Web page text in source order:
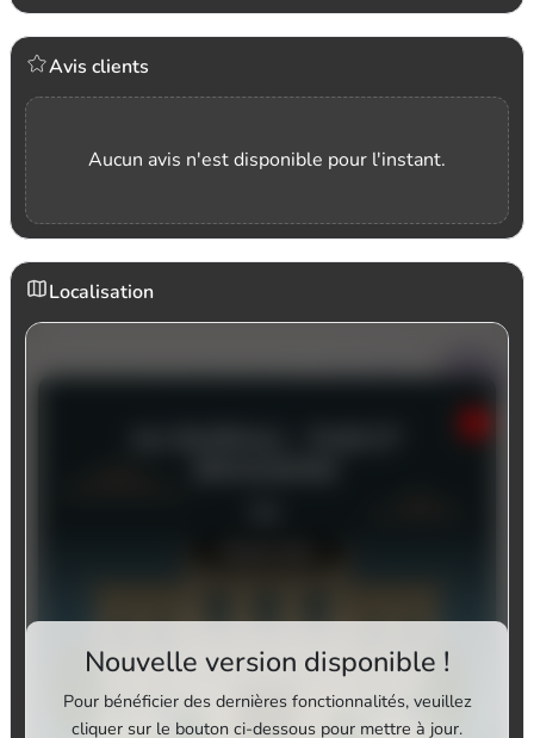
Avis clients
Aucun avis n'est disponible pour l'instant.
Localisation